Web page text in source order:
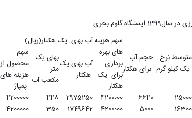
آب بهای یک هکتار(ریال)سهم هزینه
های بهره
برداری
برای یک
هکتار
حجم آب متوسط نرخ
سهم
محصول از
هزینه های
بهای یک
متر
مکعب آب
آب بهای یک
4200000 448 2975250 4200000 6640 25000
4200000 350 1749642 4200000 5000 16300